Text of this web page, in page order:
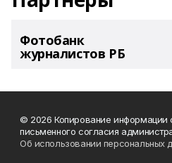
Фотобанк
журналистов РБ
© 2026 Копирование информации
письменного согласия
Об использовании персональных